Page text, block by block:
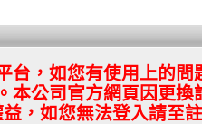
台，如您有使用上的
本公司官方網頁因更
，如您無法登入請至